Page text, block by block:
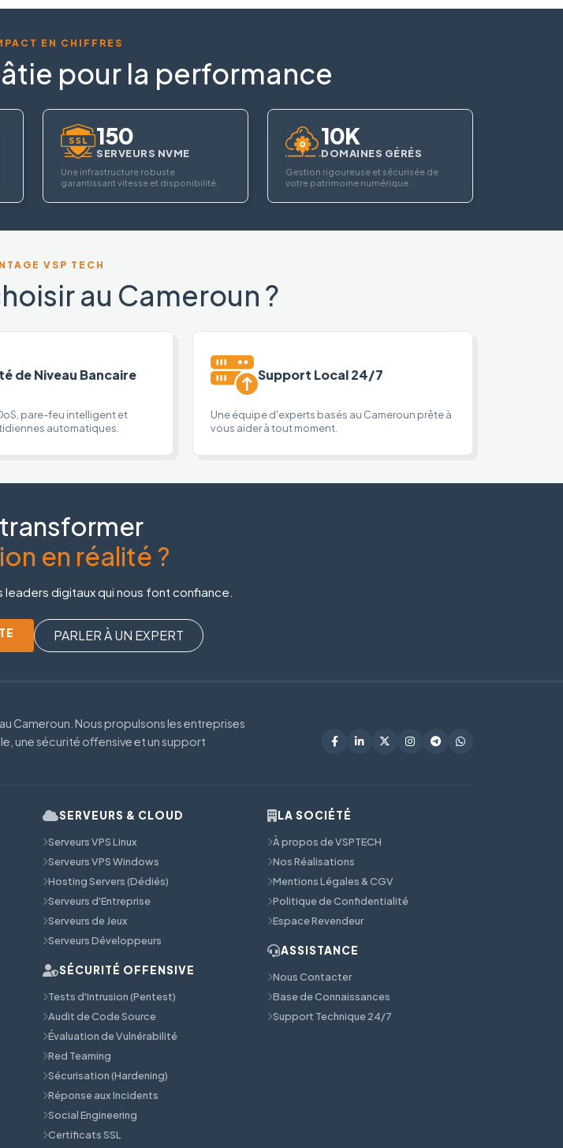
EN CHIFFRES
pour la performance
150
SERVEURS NVME
Une infrastructure robuste
garantissant vitesse et disponibilité.
10K
DOMAINES GÉRÉS
Gestion rigoureuse et sécurisée de
votre patrimoine numérique.
VSP TECH
au Cameroun ?
de Niveau Bancaire
pare-feu intelligent et
automatiques.
Support Local 24/7
Une équipe d'experts basés au Cameroun prête à
vous aider à tout moment.
en réalité ?
digitaux qui nous font confiance.
PARLER À UN EXPERT
Cameroun. Nous propulsons les entreprises
une sécurité offensive et un support
SERVEURS & CLOUD
Serveurs VPS Linux
Serveurs VPS Windows
Hosting Servers (Dédiés)
Serveurs d'Entreprise
Serveurs de Jeux
Serveurs Développeurs
SÉCURITÉ OFFENSIVE
Tests d'Intrusion (Pentest)
Audit de Code Source
Évaluation de Vulnérabilité
Red Teaming
Sécurisation (Hardening)
Réponse aux Incidents
Social Engineering
Certificats SSL
LA SOCIÉTÉ
À propos de VSPTECH
Nos Réalisations
Mentions Légales & CGV
Politique de Confidentialité
Espace Revendeur
ASSISTANCE
Nous Contacter
Base de Connaissances
Support Technique 24/7